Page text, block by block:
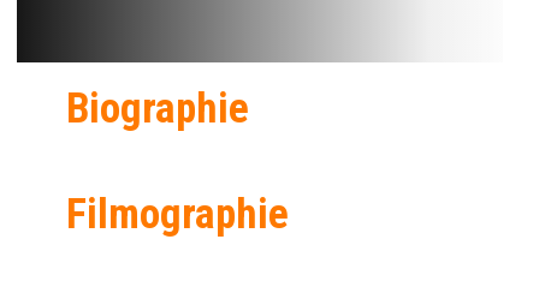
Biographie
Filmographie